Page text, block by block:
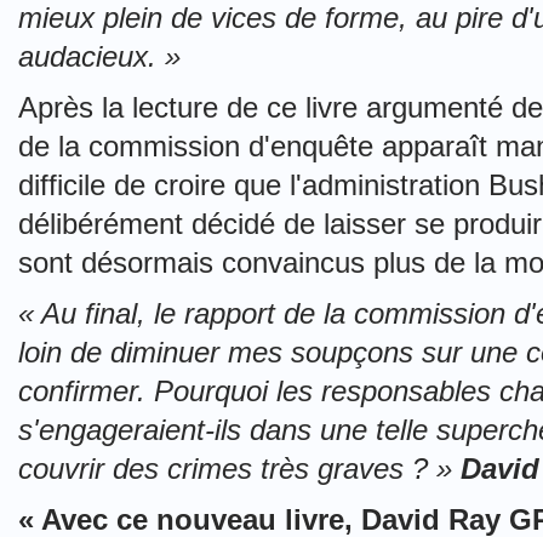
mieux plein de vices de forme, au pire
audacieux. »
Après la lecture de ce livre argumenté
de la commission d'enquête apparaît
difficile de croire que l'administration
délibérément décidé de laisser se
sont désormais convaincus plus de la
« Au final, le rapport de la commission
loin de diminuer mes soupçons sur une
confirmer. Pourquoi les responsables
s'engageraient-ils dans une telle
couvrir des crimes très graves ? »
« Avec ce nouveau livre, David Ray